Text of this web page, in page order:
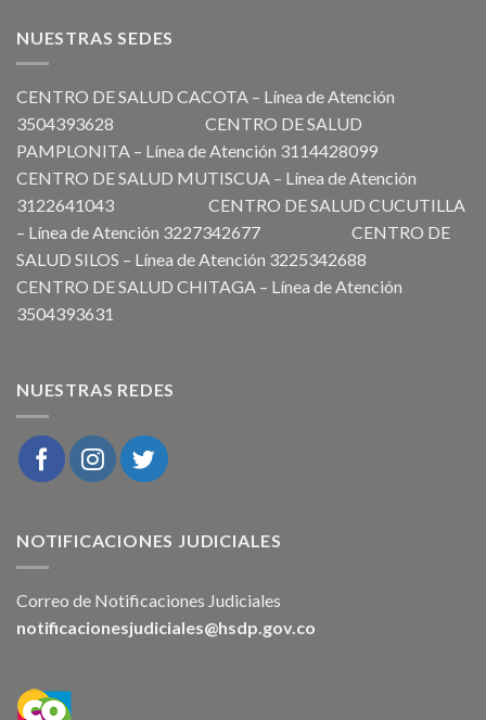
NUESTRAS SEDES
CENTRO DE SALUD CACOTA – Línea de Atención
3504393628 CENTRO DE SALUD
PAMPLONITA – Línea de Atención 3114428099
CENTRO DE SALUD MUTISCUA – Línea de Atención
3122641043 CENTRO DE SALUD CUCUTILLA
– Línea de Atención 3227342677 CENTRO DE
SALUD SILOS – Línea de Atención 3225342688
CENTRO DE SALUD CHITAGA – Línea de Atención
3504393631
NUESTRAS REDES
NOTIFICACIONES JUDICIALES
Correo de Notificaciones Judiciales
notificacionesjudiciales@hsdp.gov.co